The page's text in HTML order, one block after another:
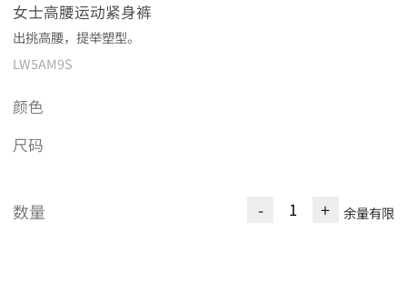
女士高腰运动紧身裤
出挑高腰，提举塑型。
LW5AM9S
颜色
尺码
数量 - + 余量有限